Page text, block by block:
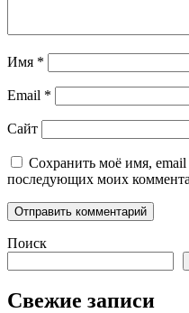
Имя *
Email *
Сайт
Сохранить моё имя, email
последующих моих
Поиск
Свежие записи